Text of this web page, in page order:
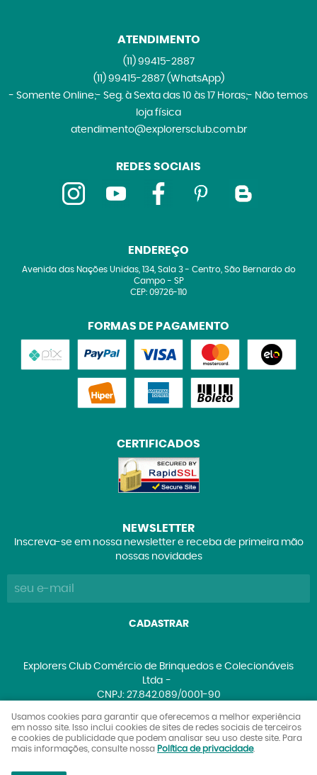
ATENDIMENTO
(11)99415-2887
(11)99415-2887 (WhatsApp)
- Somente Online;- Seg. à Sexta das 10 às 17 Horas;- Não temos
loja física
atendimento@explorersclub.com.br
REDES SOCIAIS
ENDEREÇO
Avenida das Nações Unidas, 134, Sala 3- Centro, São Bernardo do
Campo- SP
CEP: 09726-110
FORMAS DE PAGAMENTO
CERTIFICADOS
NEWSLETTER
Inscreva-se em nossa newsletter e receba de primeira mão
nossas novidades
CADASTRAR
Explorers Club Comércio de Brinquedos e Colecionáveis
Ltda
CNPJ: 27.842.089/0001-90
LOJA VIRTUAL CRIADA POR
Usamos cookies para garantir que oferecemos a melhor experiência
em nosso site. Isso inclui cookies de sites de redes sociais de terceiros
e cookies de publicidade que podem analisar seu uso deste site. Para
mais informações, consulte nossa Política de privacidade.